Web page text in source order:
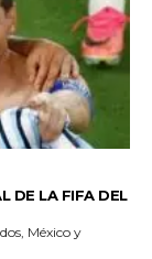
DE LA FIFA DEL
México y